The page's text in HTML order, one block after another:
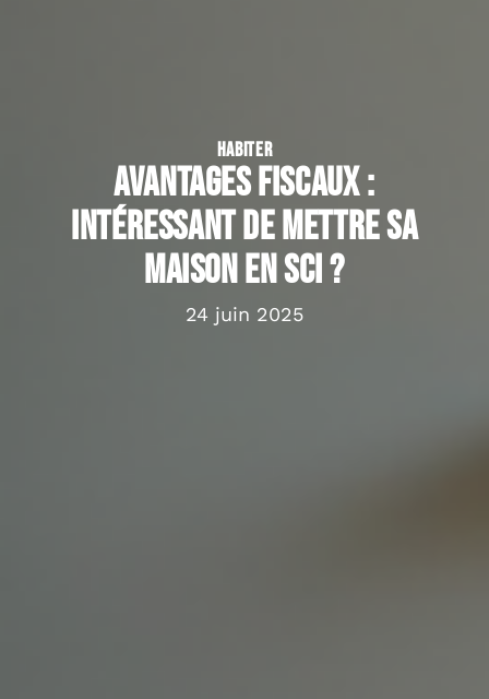
HABITER
Avantages fiscaux :
Intéressant de mettre sa
maison en SCI ?
24 juin 2025